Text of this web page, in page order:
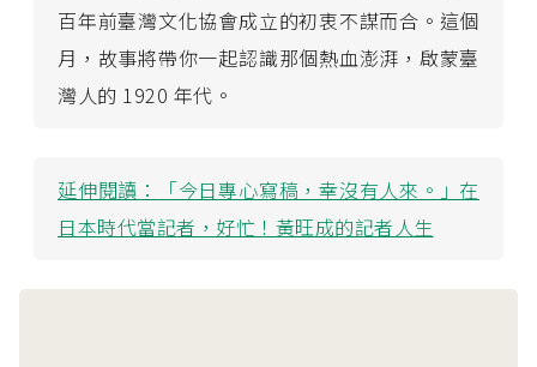
百年前臺灣文化協會成立的初衷不謀而合。這個
月，故事將帶你一起認識那個熱血澎湃，啟蒙臺
灣人的 1920 年代。
延伸閱讀：
「今日專心寫稿，幸沒有人來。」在
日本時代當記者，好忙！黃旺成的記者人生